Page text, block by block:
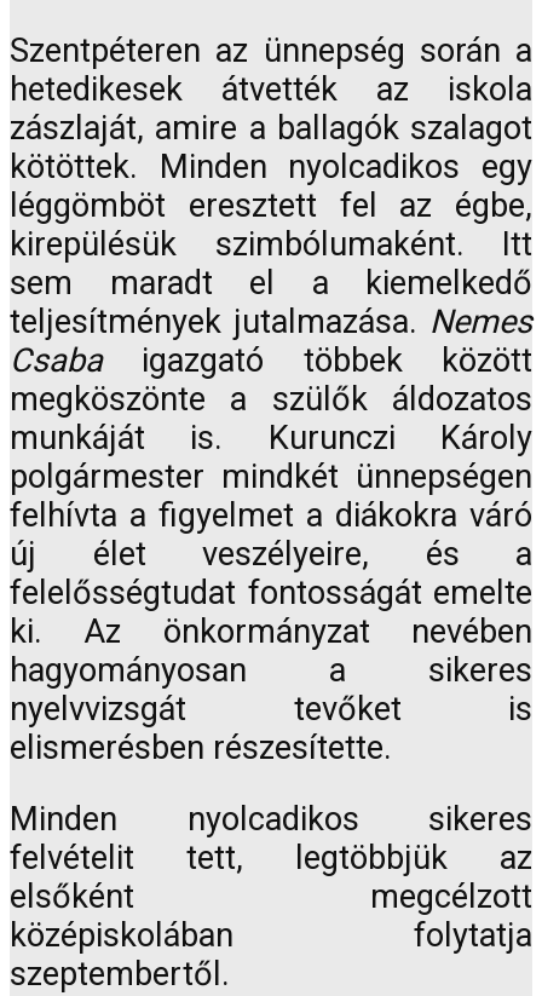
Szentpéteren az ünnepség során a
hetedikesek átvették az iskola
zászlaját, amire a ballagók szalagot
kötöttek. Minden nyolcadikos egy
léggömböt eresztett fel az égbe,
kirepülésük szimbólumaként. Itt
sem maradt el a kiemelkedő
teljesítmények jutalmazása. Nemes
Csaba igazgató többek között
megköszönte a szülők áldozatos
munkáját is. Kurunczi Károly
polgármester mindkét ünnepségen
felhívta a figyelmet a diákokra váró
új élet veszélyeire, és a
felelősségtudat fontosságát emelte
ki. Az önkormányzat nevében
hagyományosan a sikeres
nyelvvizsgát tevőket is
elismerésben részesítette.
Minden nyolcadikos sikeres
felvételit tett, legtöbbjük az
elsőként megcélzott
középiskolában folytatja
szeptembertől.